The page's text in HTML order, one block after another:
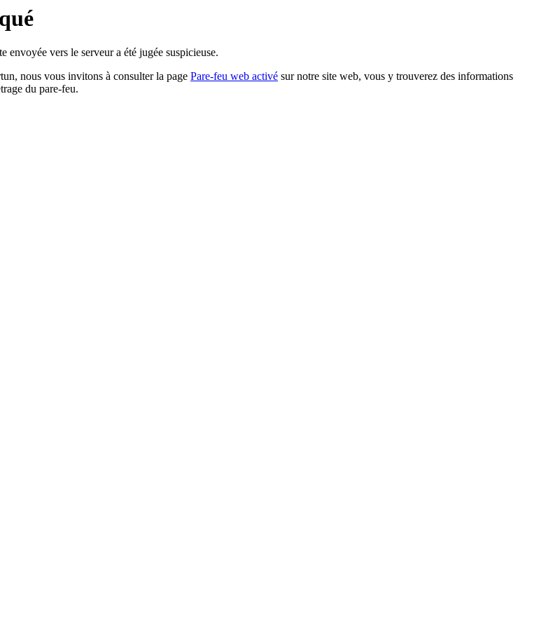
envoyée vers le serveur a été jugée suspicieuse.
nous vous invitons à consulter la page Pare-feu web activé sur notre site web, vous y trouverez des informations
du pare-feu.